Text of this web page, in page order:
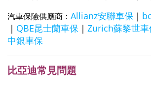
汽車保險供應商： Allianz安聯車保 ｜
｜ QBE昆士蘭車保 ｜ Zurich蘇黎世車
中銀車保
比亞迪常見問題